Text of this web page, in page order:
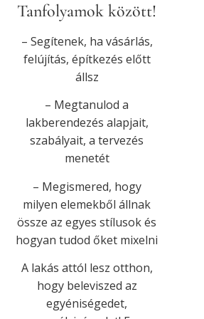
Tanfolyamok között!
– Segítenek, ha vásárlás,
felújítás, építkezés előtt
állsz
– Megtanulod a
lakberendezés alapjait,
szabályait, a tervezés
menetét
– Megismered, hogy
milyen elemekből állnak
össze az egyes stílusok és
hogyan tudod őket mixelni
A lakás attól lesz otthon,
hogy beleviszed az
egyéniségedet,